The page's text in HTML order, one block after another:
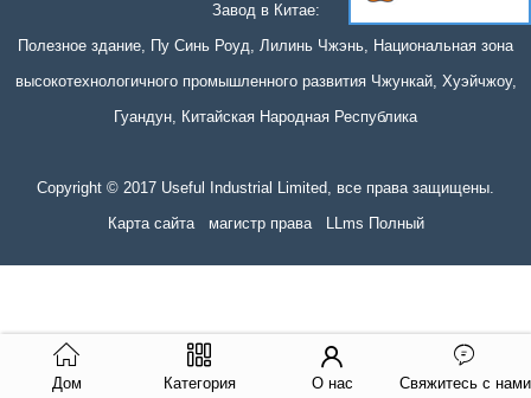
Завод в Китае:
Полезное здание, Пу Синь Роуд, Лилинь Чжэнь, Национальная зона
высокотехнологичного промышленного развития Чжункай, Хуэйчжоу,
Гуандун, Китайская Народная Республика
Copyright © 2017 Useful Industrial Limited, все права защищены.
Карта сайта
магистр права LLms Полный
UA-111872692-1
Дом Категория О нас Свяжитесь с нами